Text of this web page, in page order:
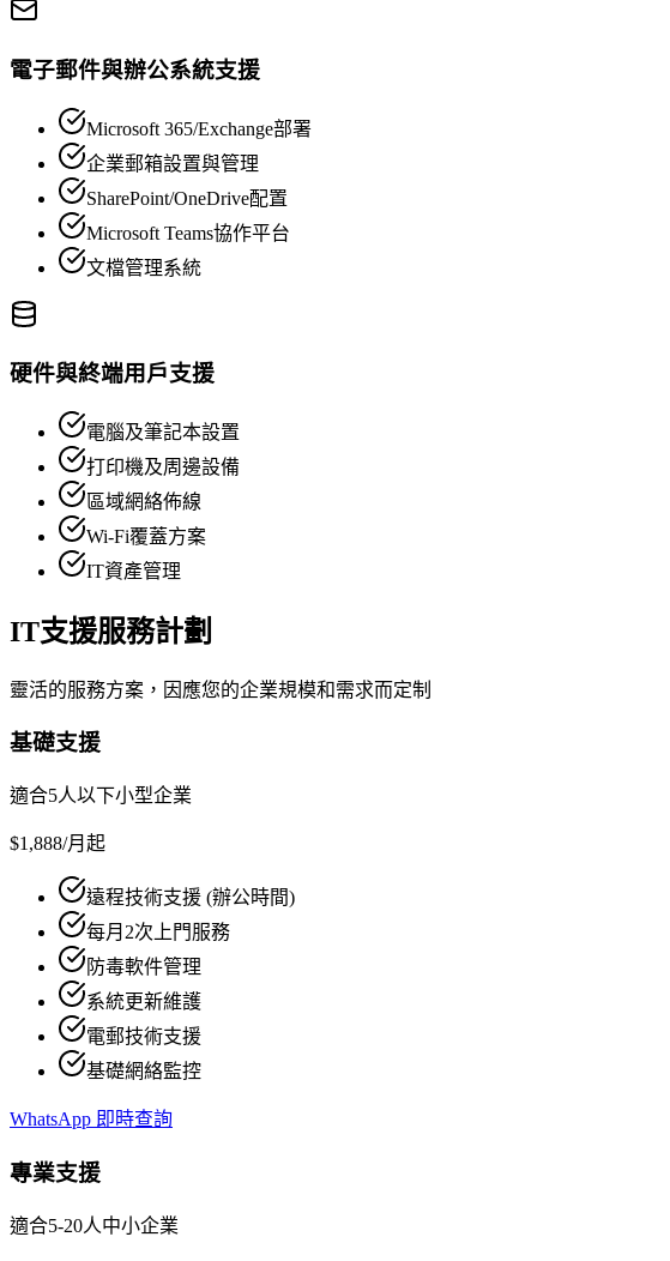
電子郵件與辦公系統支援
Microsoft 365/Exchange部署
企業郵箱設置與管理
SharePoint/OneDrive配置
Microsoft Teams協作平台
文檔管理系統
硬件與終端用戶支援
電腦及筆記本設置
打印機及周邊設備
區域網絡佈線
Wi-Fi覆蓋方案
IT資產管理
IT支援服務計劃
靈活的服務方案，因應您的企業規模和需求而定制
基礎支援
適合5人以下小型企業
$1,888/月起
遠程技術支援 (辦公時間)
每月2次上門服務
防毒軟件管理
系統更新維護
電郵技術支援
基礎網絡監控
WhatsApp 即時查詢
專業支援
適合5-20人中小企業